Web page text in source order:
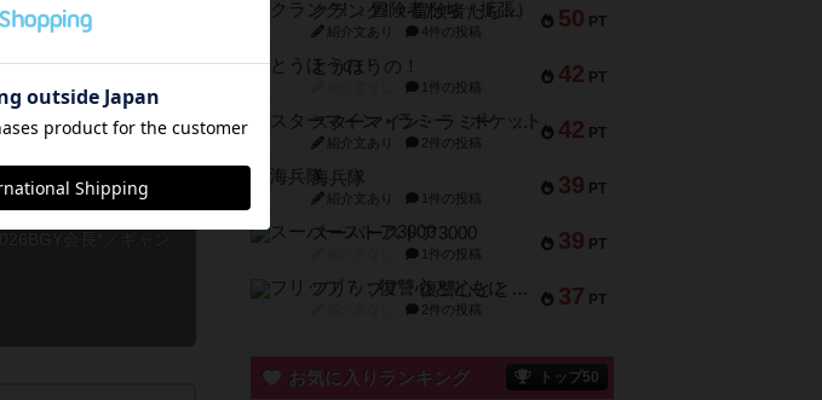
50 PT
クランク! ：冒険者たち（拡張）
紹介文あり 4件の投稿
42 PT
とうほうの！
1件の投稿
42 PT
スターマイン・ラミー ポケット
紹介文あり 2件の投稿
39 PT
海兵隊
紹介文あり 1件の投稿
39 PT
スーパーストア3000
1件の投稿
37 PT
フリップ７：復讐心とともに
2件の投稿
お気に入りランキング トップ50